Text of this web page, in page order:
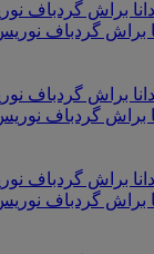
براش گردباف
براش گردباف
براش گردباف